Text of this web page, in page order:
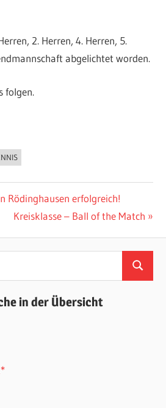
2. Herren, 4. Herren, 5.
abgelichtet worden.
folgen.
Rödinghausen erfolgreich!
Nächster
Kreisklasse – Ball of the Match
Suchen
in der Übersicht